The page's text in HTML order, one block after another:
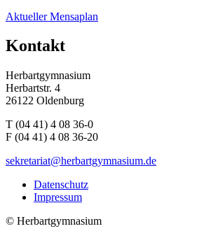
Aktueller Mensaplan
Kontakt
Herbartgymnasium
Herbartstr. 4
26122 Oldenburg
T (04 41) 4 08 36-0
F (04 41) 4 08 36-20
sekretariat@herbartgymnasium.de
Datenschutz
Impressum
© Herbartgymnasium